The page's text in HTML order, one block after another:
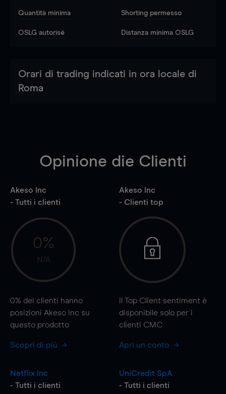
Quantità minima Shorting permesso
OSLG autorisé Distanza minima OSLG
Orari di trading indicati in ora locale di
Roma
Opinione die Clienti
Akeso Inc
- Tutti i clienti
0%
N/A
0% dei clienti hanno
posizioni Akeso Inc su
questo prodotto
Scopri di più
Akeso Inc
- Clienti top
Il Top Client sentiment è
disponibile solo per i
clienti CMC
Apri un conto
Netflix Inc
- Tutti i clienti
UniCredit SpA
- Tutti i clienti